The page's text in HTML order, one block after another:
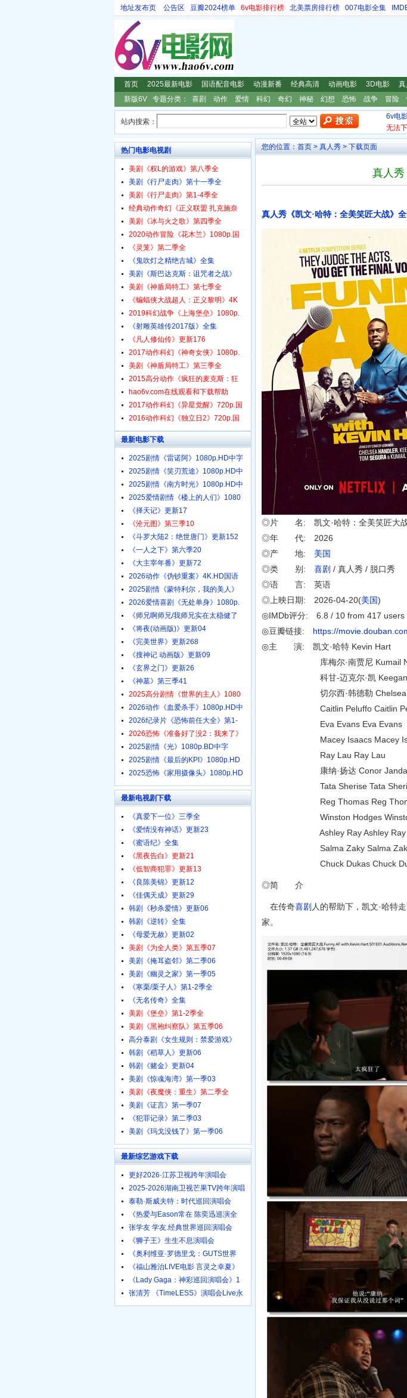
地址发布页 公告区 豆瓣2024榜单 6v电影排行榜 北美票房排行榜 007电影全集
首页 2025最新电影 国语配音电影 动漫新番 经典高清 动画电影 3D电影
新版6V
专题分类： 喜剧 动作 爱情 科幻 奇幻 神秘 幻想 恐怖 战争 冒险
站内搜索：
6v电
无法
您的位置： 首页 > 真人秀 > 下载页面
真人秀
真人秀《凯文·哈特：全美笑匠大战》
◎片 名: 凯文·哈特：全美笑匠大
◎年 代: 2026
◎产 地: 美国
◎类 别: 喜剧 / 真人秀 / 脱口秀
◎语 言: 英语
◎上映日期: 2026-04-20(美国)
◎IMDb评分: 6.8 / 10 from 417 users
◎豆瓣链接: https://
◎主 演: 凯文·哈特 Kevin Hart
库梅尔·南贾尼 Kumail
科甘-迈克尔·凯 Keegan-
切尔西·韩德勒 Chelsea
Caitlin Peluffo Caitlin
Eva Evans Eva Evans
Macey Isaacs Macey
Ray Lau Ray Lau
康纳·扬达 Conor Janda
Tata Sherise Tata
Reg Thomas Reg
Winston Hodges Winston
Ashley Ray Ashley Ray
Salma Zaky Salma
Chuck Dukas Chuck
◎简 介
在传奇喜剧 人的帮助下，凯文·哈特
家。
热门电影电视剧
美剧《权L的游戏》第八季全
美剧《行尸走肉》第十一季全
美剧《行尸走肉》第1-4季全
经典动作奇幻《正义联盟 扎克施奈
美剧《冰与火之歌》第四季全
2020动作冒险《花木兰》1080p.国
《灵笼》第二季全
《鬼吹灯之精绝古城》全集
美剧《斯巴达克斯：诅咒者之战》
美剧《神盾局特工》第七季全
《蝙蝠侠大战超人：正义黎明》4K
2019科幻战争《上海堡垒》1080p.
《射雕英雄传2017版》全集
《凡人修仙传》更新176
2017动作科幻《神奇女侠》1080p.
美剧《神盾局特工》第三季全
2015高分动作《疯狂的麦克斯：狂
hao6v.com在线观看和下载帮助
2017动作科幻《异星觉醒》720p.国
2016动作科幻《独立日2》720p.国
最新电影下载
2025剧情《雷诺阿》1080p.HD中字
2025剧情《笑刃荒途》1080p.HD中
2025剧情《南方时光》1080p.HD中
2025爱情剧情《楼上的人们》1080
《择天记》更新17
《沧元图》第三季10
《斗罗大陆2：绝世唐门》更新152
《一人之下》第六季20
《大主宰年番》更新72
2026动作《伪钞重案》4K.HD国语
中
2025剧情《蒙特利尔，我的美人》
2026爱情喜剧《无处单身》1080p.
《师兄啊师兄/我师兄实在太稳健了
《将夜(动画版)》更新04
《完美世界》更新268
《搜神记 动画版》更新09
《玄界之门》更新26
《神墓》第三季41
2025高分剧情《世界的主人》1080
2026动作《血爱杀手》1080p.HD中
2026纪录片《恐怖前任大全》第1-
2026恐怖《准备好了没2：我来了》
2025剧情《光》1080p.BD中字
2025剧情《最后的KPI》1080p.HD
中
2025恐怖《家用摄像头》1080p.HD
最新电视剧下载
《真爱下一位》三季全
《爱情没有神话》更新23
《蜜语纪》全集
《黑夜告白》更新21
《低智商犯罪》更新13
《良陈美锦》更新12
《佳偶天成》更新29
韩剧《秒杀爱情》更新06
韩剧《逆转》全集
《母爱无赦》更新02
美剧《为全人类》第五季07
美剧《掩耳盗邻》第二季06
美剧《幽灵之家》第一季05
《寒栗/栗子人》第1-2季全
《无名传奇》全集
美剧《堡垒》第1-2季全
美剧《黑袍纠察队》第五季06
高分泰剧《女生规则：禁爱游戏》
韩剧《稻草人》更新06
韩剧《赌金》更新04
美剧《惊魂海湾》第一季03
美剧《夜魔侠：重生》第二季全
美剧《证言》第一季07
《犯罪记录》第二季03
美剧《玛戈没钱了》第一季06
最新综艺游戏下载
更好2026·江苏卫视跨年演唱会
2025-2026湖南卫视芒果TV跨年演唱
泰勒·斯威夫特：时代巡回演唱会
《热爱与Eason常在 陈奕迅巡演全
张学友 学友.经典世界巡回演唱会
《狮子王》生生不息演唱会
《奥利维亚·罗德里戈：GUTS世界
《福山雅治LIVE电影 言灵之幸夏》
《Lady Gaga：神彩巡回演唱会》1
张清芳 《TimeLESS》演唱会Live永